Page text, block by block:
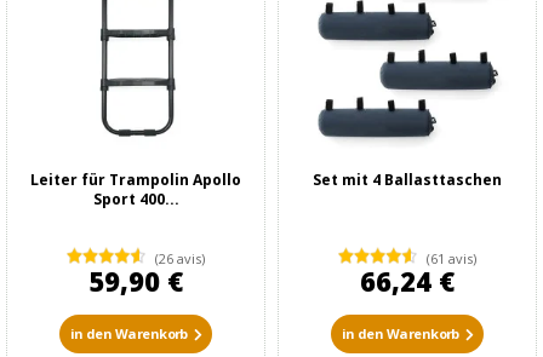
Leiter für Trampolin Apollo
Sport 400...
(26 avis)
59,90 €
in den Warenkorb
Set mit 4 Ballasttaschen
(61 avis)
66,24 €
in den Warenkorb